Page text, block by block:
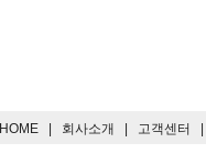
HOME 회사소개 고객센터